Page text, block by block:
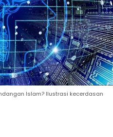
Islam? Ilustrasi kecerdasan